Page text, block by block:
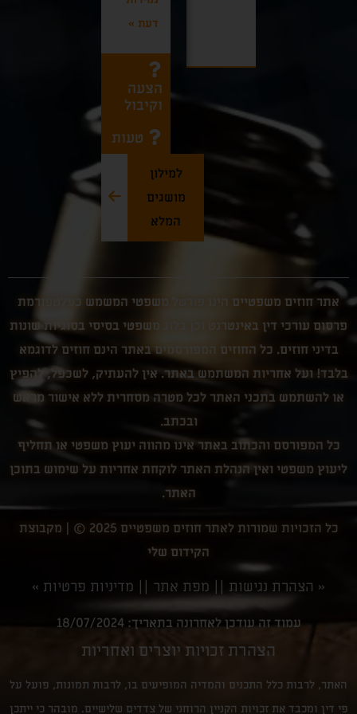
עוד
דעת »
הצעה
וקיבול
טעות
למילון
מושגים
המלא
אתר חוזים משפטיים הינו פורטל משפטי המשמש כפלטפורמת
פרסום עורכי דין באינטרנט וכן בלוג משפטי בסיסי בסוגיות שונות
בדיני חוזים. כל החוזים המפורסמים באתר הינם חוזים לדוגמא
בלבד! ועל אחריות המשתמש באתר. אין להעתיק, לשכפל, להפיץ
או להשתמש בתכני האתר לכל מטרה מסחרית ללא אישור מראש
ובכתב.
כל המפורסם והכתוב באתר אינו מהווה יעוץ משפטי או תחליף
ליעוץ משפטי ואין הנהלת האתר לוקחת אחריות על שימוש בתוכן
האתר.
כל הזכויות שמורות לאתר חוזים משפטיים 2025 © |
מקבוצת
הקידום שלי
« הצהרת נגישות מפת אתר מדיניות פרטיות »
עמוד זה עודכן לאחרונה בתאריך: 18/07/2024
הצהרת זכויות יוצרים ואחריות
האתר, לרבות כלל התכנים והמדיה המופיעים בו, לרבות תמונות, פועל על
פי דין ומכבד את זכויות הקניין הרוחני של צדדים שלישיים. מובהר כי ייתכן